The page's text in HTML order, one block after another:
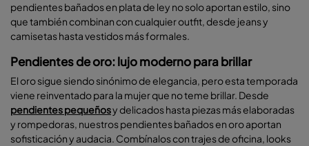
pendientes bañados en plata de ley no solo aportan estilo, sino
que también combinan con cualquier outfit, desde jeans y
camisetas hasta vestidos más formales.
Pendientes de oro: lujo moderno para brillar
El oro sigue siendo sinónimo de elegancia, pero esta temporada
viene reinventado para la mujer que no teme brillar. Desde
pendientes pequeñosy delicados hasta piezas más elaboradas
y rompedoras, nuestros pendientes bañados en oro aportan
sofisticación y audacia. Combínalos con trajes de oficina, looks